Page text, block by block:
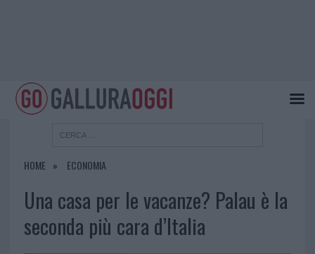
HOME ECONOMIA
Una casa per le vacanze? Palau è la
seconda più cara d’Italia